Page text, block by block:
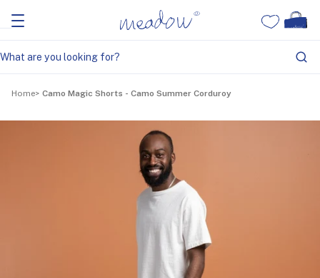
Home Camo Magic Shorts - Camo Summer Corduroy